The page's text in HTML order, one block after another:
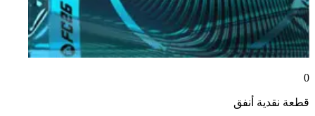
0
قطعة نقدية أنفق